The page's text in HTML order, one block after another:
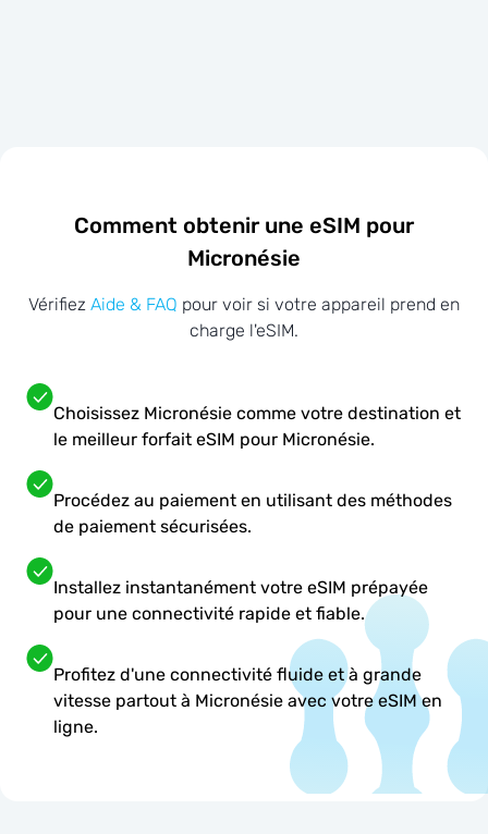
Comment obtenir une eSIM pour
Micronésie
Vérifiez Aide & FAQ pour voir si votre appareil prend en
charge l'eSIM.
Choisissez Micronésie comme votre destination et
le meilleur forfait eSIM pour Micronésie.
Procédez au paiement en utilisant des méthodes
de paiement sécurisées.
Installez instantanément votre eSIM prépayée
pour une connectivité rapide et fiable.
Profitez d'une connectivité fluide et à grande
vitesse partout à Micronésie avec votre eSIM en
ligne.